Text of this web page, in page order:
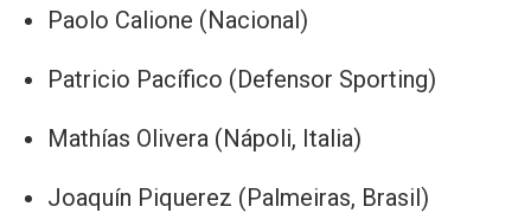
Paolo Calione (Nacional)
Patricio Pacífico (Defensor Sporting)
Mathías Olivera (Nápoli, Italia)
Joaquín Piquerez (Palmeiras, Brasil)